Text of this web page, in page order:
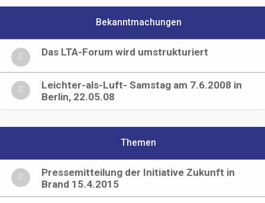
Bekanntmachungen
Das LTA-Forum wird umstrukturiert
Leichter-als-Luft- Samstag am 7.6.2008 in
Berlin, 22.05.08
Themen
Pressemitteilung der Initiative Zukunft in
Brand 15.4.2015